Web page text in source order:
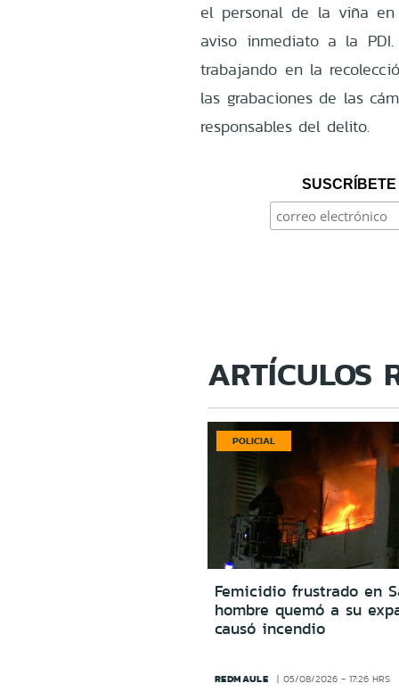
el personal de la viña
aviso inmediato a la
trabajando en la
las grabaciones de las
responsables del delito.
ARTÍCULOS
POLICIAL
Femicidio frustrado en
hombre quemó a su
causó incendio
REDMAULE 05/08/2026 - 17:26 HRS